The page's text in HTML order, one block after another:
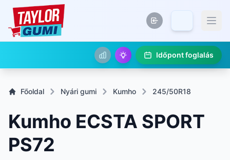
Időpont foglalás
Főoldal Nyári gumi Kumho 245/50R18
Kumho ECSTA SPORT
PS72